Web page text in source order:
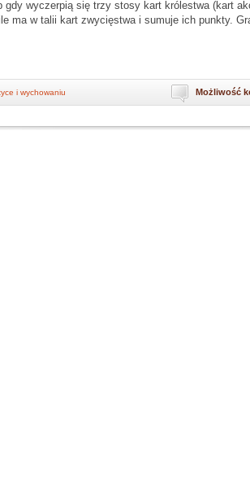
gdy wyczerpią się trzy stosy kart królestwa (kart
ma w talii kart zwycięstwa i sumuje ich punkty.
Możliwość
i wychowaniu